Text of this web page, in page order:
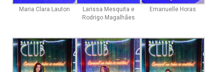
Maria Clara Lauton
Larissa Mesquita e
Rodrigo Magalhães
Emanuelle Horas